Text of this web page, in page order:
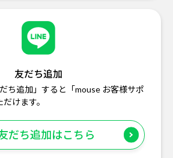
友だち追加
ち追加」すると「mouse お客様サポ
けます。
だち追加はこちら